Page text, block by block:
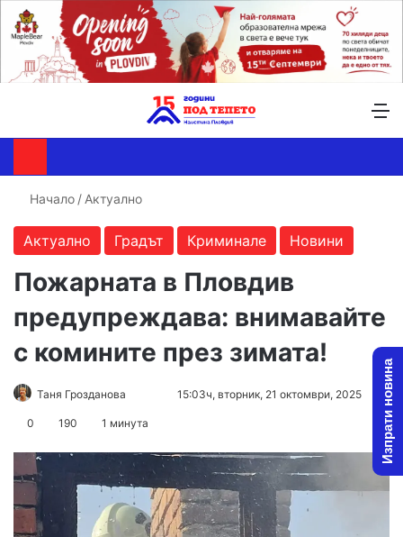
Начало / Актуално
Актуално Градът Криминале Новини
Пожарната в Пловдив
предупреждава: внимавайте
с комините през зимата!
Таня Грозданова
Send15:03ч, вторник, 21 октомври, 2025
0 190 1 минута Изпрати новина